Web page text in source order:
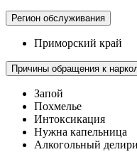
Регион обслуживания
Приморский край
Причины обращения к
Запой
Похмелье
Интоксикация
Нужна капельница
Алкогольный